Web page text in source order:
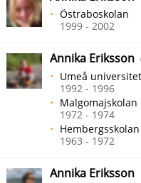
Östraboskolan
1999 - 2002
Annika Eriksson
Umeå universitet
1992 - 1996
Malgomajskolan
1972 - 1974
Hembergsskolan
1963 - 1972
Annika Eriksson